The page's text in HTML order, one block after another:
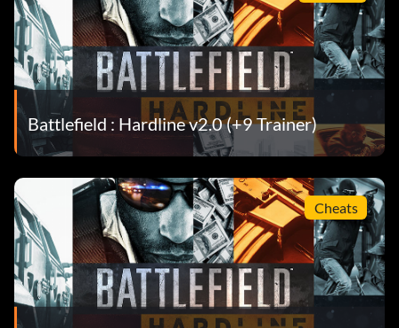
Battlefield : Hardline v2.0 (+9 Trainer)
Cheats